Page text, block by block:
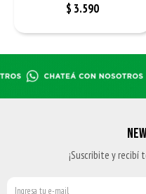
$ 3.590
¡Suscribite y recibí